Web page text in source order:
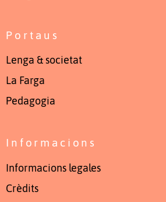
Portaus
Lenga & societat
La Farga
Pedagogia
Informacions
Informacions legales
Crèdits